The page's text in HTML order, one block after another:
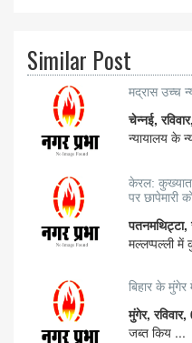
Similar Post
मद्रास उच्च
चेन्नई,
न्यायालय के
केरल: कुख्यात
पर छापेमारी
मल्लप्पल्ली
बिहार के
मुंगेर,
जब्त किय ...